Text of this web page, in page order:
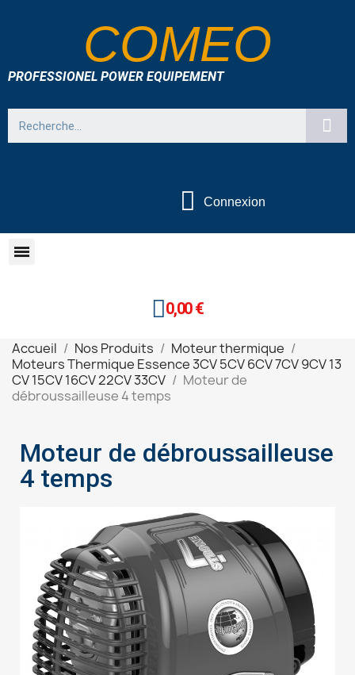
COMEO
PROFESSIONEL POWER EQUIPEMENT
Connexion
0,00 €
Accueil Nos Produits
Moteur thermique
Moteurs Thermique Essence 3CV 5CV 6CV 7CV 9CV 13
CV 15CV 16CV 22CV 33CV
Moteur de
débroussailleuse 4 temps
Moteur de débroussailleuse
4 temps